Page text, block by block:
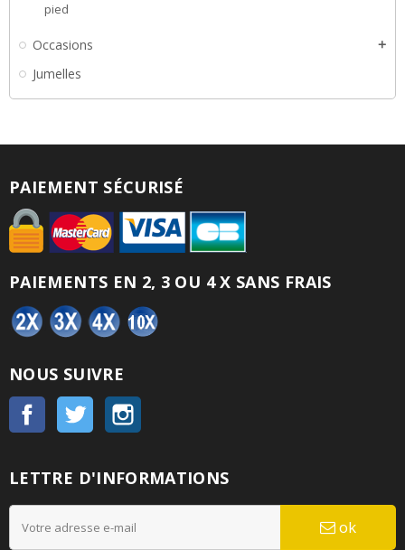
pied
Occasions add
Jumelles
PAIEMENT SÉCURISÉ
PAIEMENTS EN 2, 3 OU 4 X SANS FRAIS
NOUS SUIVRE
Facebook Twitter
LETTRE D'INFORMATIONS
ok